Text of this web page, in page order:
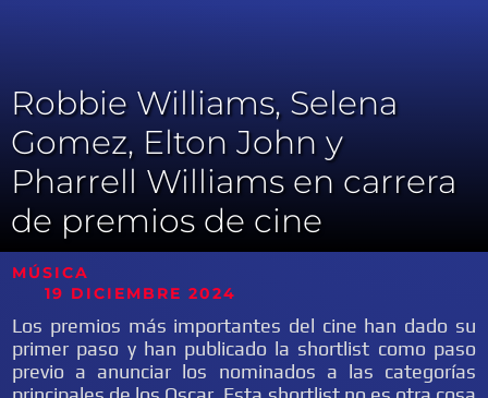
Robbie Williams, Selena
Gomez, Elton John y
Pharrell Williams en carrera
de premios de cine
MÚSICA
19 DICIEMBRE 2024
Los premios más importantes del cine han dado su
primer paso y han publicado la shortlist como paso
previo a anunciar los nominados a las categorías